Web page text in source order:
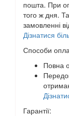
пошта. При
того ж дня.
замовленні
Дізнатися
Способи
Повна
Гарантії: